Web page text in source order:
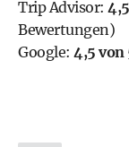
Trip Advisor:
Bewertungen)
Google: 4,5 von